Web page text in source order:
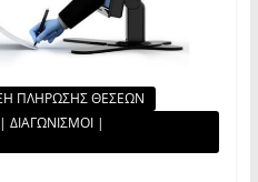
ΠΛΗΡΩΣΗΣ ΘΕΣΕΩΝ
|